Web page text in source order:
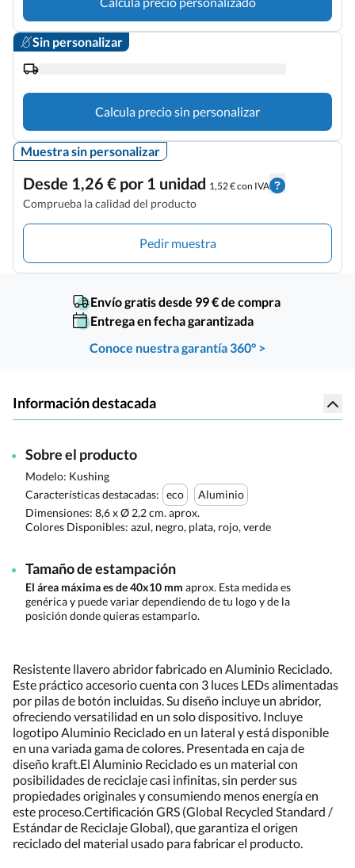
Sin personalizar
Calcula precio sin personalizar
Muestra sin personalizar
Desde 1,26 € por 1 unidad 1,52 € con IVA
Comprueba la calidad del producto
Pedir muestra
Envío gratis desde 99 € de compra
Entrega en fecha garantizada
Conoce nuestra garantía 360° >
Información destacada
Sobre el producto
Modelo: Kushing
Características destacadas: eco
Aluminio
Dimensiones: 8,6 x Ø 2,2 cm. aprox.
Colores Disponibles: azul, negro, plata, rojo, verde
Tamaño de estampación
El área máxima es de 40x10 mm aprox. Esta medida es
genérica y puede variar dependiendo de tu logo y de la
posición donde quieras estamparlo.
Resistente llavero abridor fabricado en Aluminio Reciclado.
Este práctico accesorio cuenta con 3 luces LEDs alimentadas
por pilas de botón incluidas. Su diseño incluye un abridor,
ofreciendo versatilidad en un solo dispositivo. Incluye
logotipo Aluminio Reciclado en un lateral y está disponible
en una variada gama de colores. Presentada en caja de
diseño kraft.El Aluminio Reciclado es un material con
posibilidades de reciclaje casi infinitas, sin perder sus
propiedades originales y consumiendo menos energía en
este proceso.Certificación GRS (Global Recycled Standard /
Estándar de Reciclaje Global), que garantiza el origen
reciclado del material usado para fabricar el producto.